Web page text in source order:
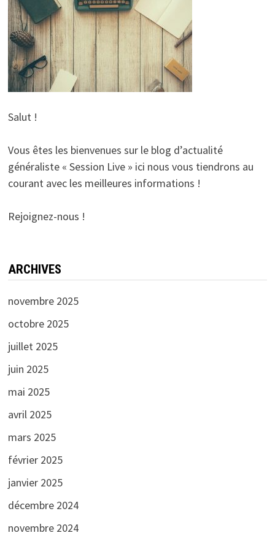
Salut !
Vous êtes les bienvenues sur le blog d’actualité
généraliste « Session Live » ici nous vous tiendrons au
courant avec les meilleures informations !
Rejoignez-nous !
ARCHIVES
novembre 2025
octobre 2025
juillet 2025
juin 2025
mai 2025
avril 2025
mars 2025
février 2025
janvier 2025
décembre 2024
novembre 2024